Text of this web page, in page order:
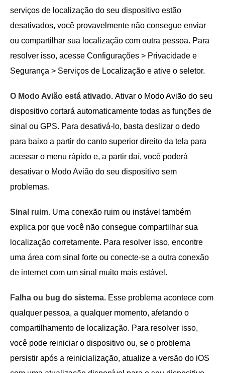
serviços de localização do seu dispositivo estão
desativados, você provavelmente não consegue enviar
ou compartilhar sua localização com outra pessoa. Para
resolver isso, acesse Configurações > Privacidade e
Segurança > Serviços de Localização e ative o seletor.
O Modo Avião está ativado. Ativar o Modo Avião do seu
dispositivo cortará automaticamente todas as funções de
sinal ou GPS. Para desativá-lo, basta deslizar o dedo
para baixo a partir do canto superior direito da tela para
acessar o menu rápido e, a partir daí, você poderá
desativar o Modo Avião do seu dispositivo sem
problemas.
Sinal ruim. Uma conexão ruim ou instável também
explica por que você não consegue compartilhar sua
localização corretamente. Para resolver isso, encontre
uma área com sinal forte ou conecte-se a outra conexão
de internet com um sinal muito mais estável.
Falha ou bug do sistema. Esse problema acontece com
qualquer pessoa, a qualquer momento, afetando o
compartilhamento de localização. Para resolver isso,
você pode reiniciar o dispositivo ou, se o problema
persistir após a reinicialização, atualize a versão do iOS